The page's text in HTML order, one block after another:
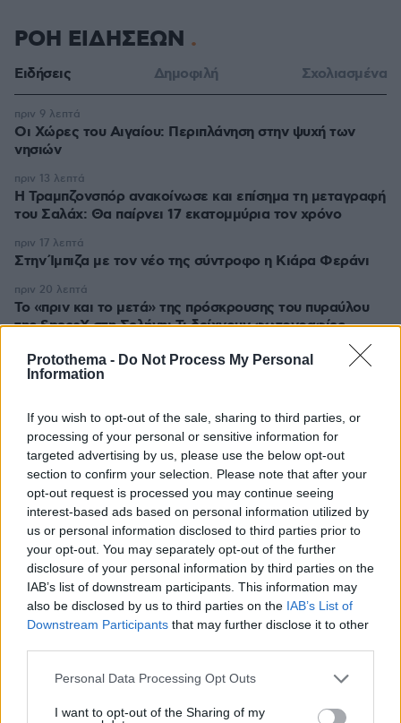
Protothema - Do Not Process My Personal
Information
If you wish to opt-out of the sale, sharing to third parties, or
processing of your personal or sensitive information for
targeted advertising by us, please use the below opt-out
section to confirm your selection. Please note that after your
opt-out request is processed you may continue seeing
interest-based ads based on personal information utilized by
us or personal information disclosed to third parties prior to
your opt-out. You may separately opt-out of the further
disclosure of your personal information by third parties on the
IAB’s list of downstream participants. This information may
also be disclosed by us to third parties on the IAB’s List of
Downstream Participants that may further disclose it to other
Please note that this website/app uses one or more Google
not limited to your visit or usage behaviour. You may click to
Personal Data Processing Opt Outs
I want to opt-out of the Sharing of my
ΡΟΗ ΕΙΔΗΣΕΩΝ
Ειδήσεις Δημοφιλή Σχολιασμένα
Οι Xώρες του Αιγαίου: Περιπλάνηση στην ψυχή των
νησιών
πριν 9 λεπτά
Η Τραμπζονσπόρ ανακοίνωσε και επίσημα τη μεταγραφή
του Σαλάχ: Θα παίρνει 17 εκατομμύρια τον χρόνο
πριν 13 λεπτά
Στην Ίμπιζα με τον νέο της σύντροφο η Κιάρα Φεράνι
πριν 17 λεπτά
Το «πριν και το μετά» της πρόσκρουσης του πυραύλου
της SpaceX στη Σελήνη: Τι δείχνουν φωτογραφίες
πριν 20 λεπτά
40 βαθμούς
πριν 20 λεπτά
Πέθανε το άσπρο κουτάβι που συμβίωνε με αγέλη
λύκων στην Κεντρική Μακεδονία: Καλό ταξίδι μικρέ,
δείτε βίντεο
πριν 22 λεπτά
Συνελήφθη αστυνομικός για επικίνδυνη οδήγηση και
απείθεια
πριν 29 λεπτά
Δημήτρης Ξανθάκης: Η γνήσια λαϊκή φωνή, οι
συνεργασίες, τα κορυφαία του τραγούδια, γιατί δεν
έκανε καριέρα σε μεγάλες πίστες
πριν 30 λεπτά
πριν 31 λεπτά